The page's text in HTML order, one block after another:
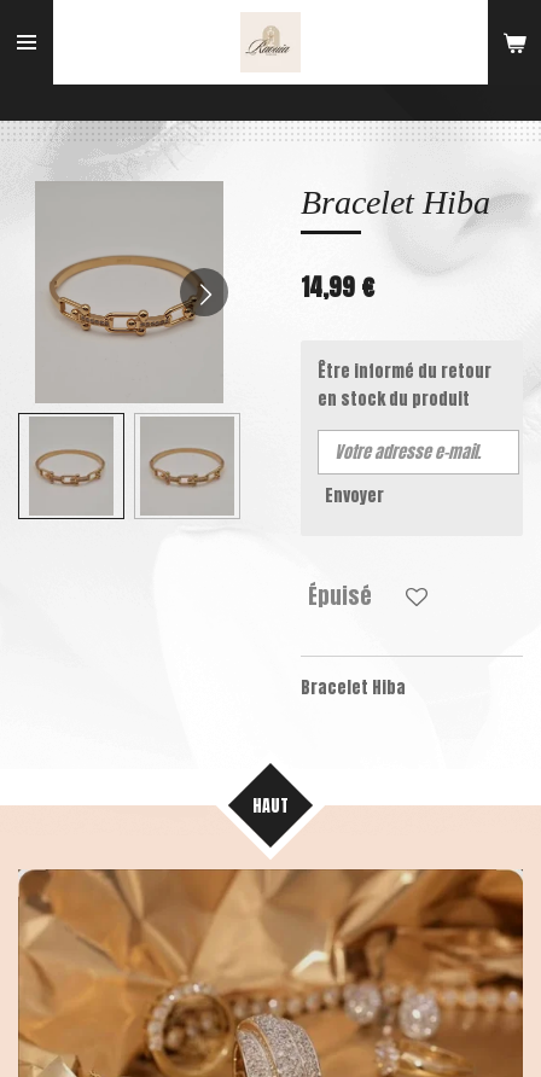
au
Bracelet Hiba
14,99 €
Être informé du retour
en stock du produit
Envoyer
Épuisé
Bracelet Hiba
HAUT